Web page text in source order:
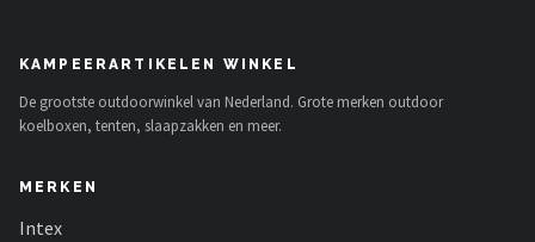
KAMPEERARTIKELEN WINKEL
De grootste outdoorwinkel van Nederland. Grote merken outdoor
koelboxen, tenten, slaapzakken en meer.
MERKEN
Intex